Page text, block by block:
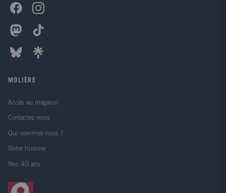
MOLIÈRE
Accès au magasin
Contactez-nous
Qui sommes-nous ?
Notre histoire
Nos 40 ans